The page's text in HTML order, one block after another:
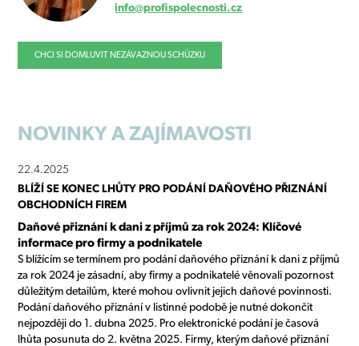
info@profispolecnosti.cz
CHCI SI DOMLUVIT NEZÁVAZNOU SCHŮZKU
NOVINKYA ZAJÍMAVOSTI
22.4.2025
BLÍŽÍ SE KONEC LHŮTY PRO PODÁNÍ DAŇOVÉHO PŘIZNÁNÍ
OBCHODNÍCH FIREM
Daňové přiznání k dani z příjmů za rok 2024: Klíčové
informace pro firmy a podnikatele
S blížícím se termínem pro podání daňového přiznání k dani z příjmů
za rok 2024 je zásadní, aby firmy a podnikatelé věnovali pozornost
důležitým detailům, které mohou ovlivnit jejich daňové povinnosti.
Podání daňového přiznání v listinné podobě je nutné dokončit
nejpozději do 1. dubna 2025. Pro elektronické podání je časová
lhůta posunuta do 2. května 2025. Firmy, kterým daňové přiznání